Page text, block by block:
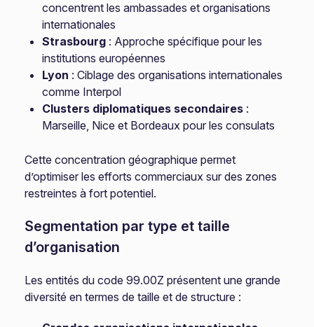
concentrent les ambassades et organisations
internationales
Strasbourg : Approche spécifique pour les
institutions européennes
Lyon : Ciblage des organisations internationales
comme Interpol
Clusters diplomatiques secondaires :
Marseille, Nice et Bordeaux pour les consulats
Cette concentration géographique permet
d’optimiser les efforts commerciaux sur des zones
restreintes à fort potentiel.
Segmentation par type et taille
d’organisation
Les entités du code 99.00Z présentent une grande
diversité en termes de taille et de structure :